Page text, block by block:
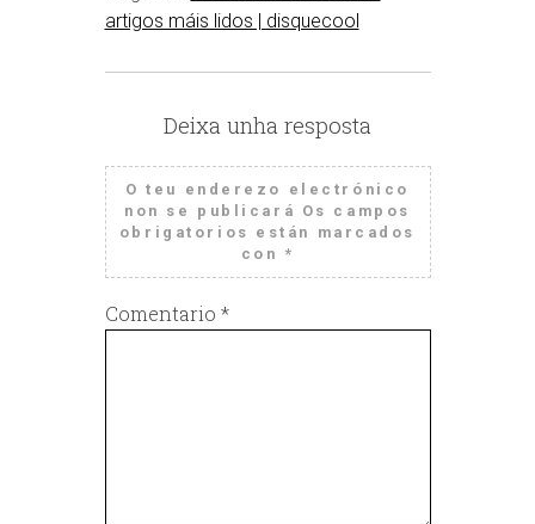
artigos máis lidos | disquecool
Deixa unha resposta
O teu enderezo electrónico
non se publicará Os campos
obrigatorios están marcados
con *
Comentario *